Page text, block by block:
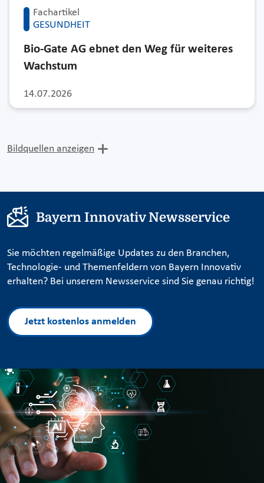
Fachartikel
GESUNDHEIT
14.07.2026
Bio-Gate AG ebnet den Weg für weiteres
Wachstum
Bildquellen anzeigen
Bayern Innovativ Newsservice
Sie möchten regelmäßige Updates zu den Branchen,
Technologie- und Themenfeldern von Bayern Innovativ
erhalten? Bei unserem Newsservice sind Sie genau richtig!
Jetzt kostenlos anmelden